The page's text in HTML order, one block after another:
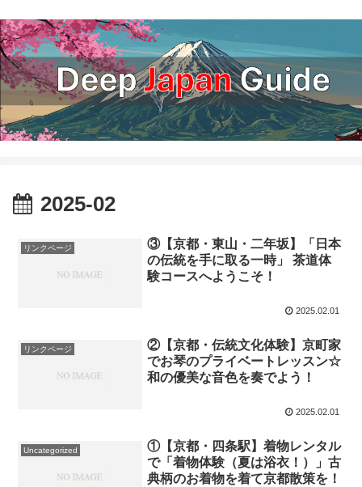
2025-02
リンクページ
③【京都・東山・二年坂】「日本
の伝統を手に取る一時」 茶道体
験コースへようこそ！
2025.02.01
リンクページ
②【京都・伝統文化体験】京町家
でお琴のプライベートレッスン☆
和の優美な音色を奏でよう！
2025.02.01
Uncategorized
①【京都・四条駅】着物レンタル
で「着物体験（夏は浴衣！）」古
典柄のお着物を着て京都散策を！